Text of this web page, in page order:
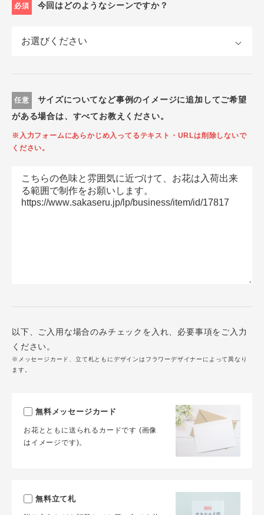
必須 今回はどのようなシーンですか？
任意
サイズについてなど事例のイメージに追加してご希望
がある場合は、すべてお教えください。
※入力フォームにあらかじめ入ってるテキスト・URLは削除しないで
ください。
以下、ご入用な場合のみチェックを入れ、必要事項をご入力
ください。
※メッセージカード、立て札ともにデザインはフラワーデザイナーによって異なり
ます。
無料メッセージカード
お花とともに送られるカードです (画像
はイメージです)。
無料立て札